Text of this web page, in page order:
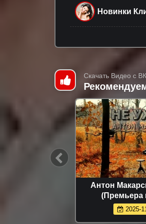
Новинки
Скачать Видео с
Антон
(Премьера
2025-